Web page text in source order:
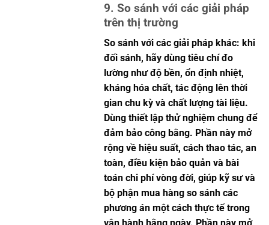
9. So sánh với các giải pháp
trên thị trường
So sánh với các giải pháp khác: khi
đối sánh, hãy dùng tiêu chí đo
lường như độ bền, ổn định nhiệt,
kháng hóa chất, tác động lên thời
gian chu kỳ và chất lượng tài liệu.
Dùng thiết lập thử nghiệm chung để
đảm bảo công bằng. Phần này mở
rộng về hiệu suất, cách thao tác, an
toàn, điều kiện bảo quản và bài
toán chi phí vòng đời, giúp kỹ sư và
bộ phận mua hàng so sánh các
phương án một cách thực tế trong